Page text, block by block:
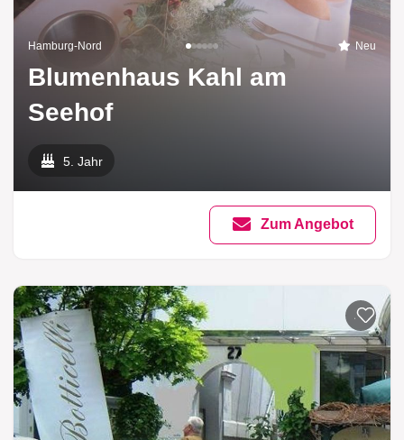
Hamburg-Nord Neu
Blumenhaus Kahl am
Seehof
5. Jahr
Zum Angebot
Zur